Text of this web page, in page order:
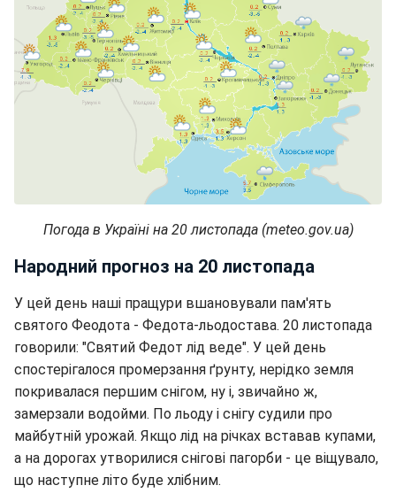
Погода в Україні на 20 листопада (meteo.gov.ua)
Народний прогноз на 20 листопада
У цей день наші пращури вшановували пам'ять
святого Феодота - Федота-льодостава. 20 листопада
говорили: "Святий Федот лід веде". У цей день
спостерігалося промерзання ґрунту, нерідко земля
покривалася першим снігом, ну і, звичайно ж,
замерзали водойми. По льоду і снігу судили про
майбутній урожай. Якщо лід на річках вставав купами,
а на дорогах утворилися снігові пагорби - це віщувало,
що наступне літо буде хлібним.